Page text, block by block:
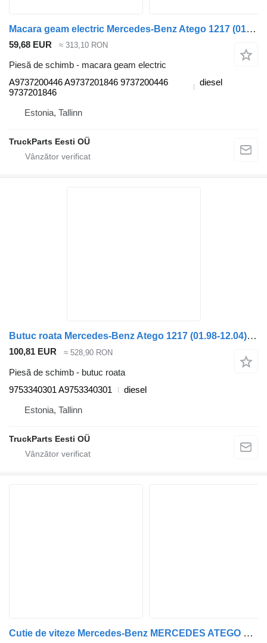
Macara geam electric Mercedes-Benz Atego 1217 (01.98-12.04) A9737200446 pentru cap tractor Mercedes-Benz Atego, Atego 2, Atego 3 (1996-)
59,68 EUR ≈ 313,10 RON
Piesă de schimb - macara geam electric
A9737200446 A9737201846 9737200446
9737201846
diesel
Estonia, Tallinn
TruckParts Eesti OÜ
Butuc roata Mercedes-Benz Atego 1217 (01.98-12.04) 9753340301 pentru cap tractor Mercedes-Benz Atego, Atego 2, Atego 3 (1996-)
100,81 EUR ≈ 528,90 RON
Piesă de schimb - butuc roata
9753340301 A9753340301
diesel
Estonia, Tallinn
TruckParts Eesti OÜ
Cutie de viteze Mercedes-Benz MERCEDES ATEGO VARIO 815 817 818 1217 G60-6 G606 pentru cap tractor